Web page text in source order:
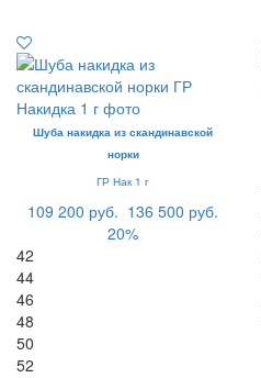
Шуба накидка из скандинавской
норки
ГР Нак 1 г
109 200 руб. 136 500 руб.
20%
42
44
46
48
50
52